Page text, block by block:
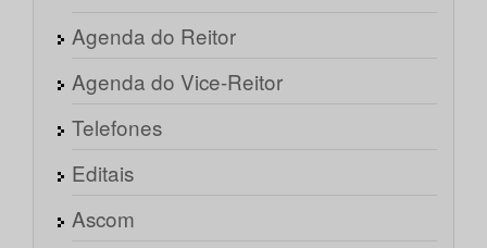
Agenda do Reitor
Agenda do Vice-Reitor
Telefones
Editais
Ascom